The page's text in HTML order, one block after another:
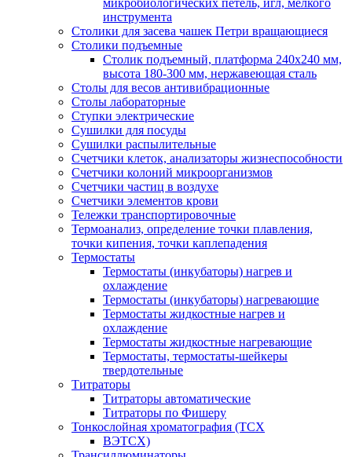
микробиологических петель, игл, мелкого
инструмента
Столики для засева чашек Петри вращающиеся
Столики подъемные
Столик подъемный, платформа 240х240 мм,
высота 180-300 мм, нержавеющая сталь
Столы для весов антивибрационные
Столы лабораторные
Ступки электрические
Сушилки для посуды
Сушилки распылительные
Счетчики клеток, анализаторы жизнеспособности
Счетчики колоний микроорганизмов
Счетчики частиц в воздухе
Счетчики элементов крови
Тележки транспортировочные
Термоанализ, определение точки плавления,
точки кипения, точки каплепадения
Термостаты
Термостаты (инкубаторы) нагрев и
охлаждение
Термостаты (инкубаторы) нагревающие
Термостаты жидкостные нагрев и
охлаждение
Термостаты жидкостные нагревающие
Термостаты, термостаты-шейкеры
твердотельные
Титраторы
Титраторы автоматические
Титраторы по Фишеру
Тонкослойная хроматография (ТСХ
ВЭТСХ)